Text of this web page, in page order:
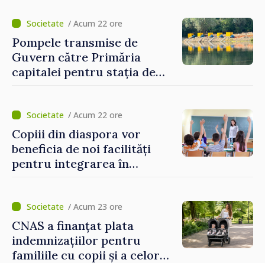
invitați să se înscrie la
eveniment
/ Acum 22 ore
Pompele transmise de
Guvern către Primăria
capitalei pentru stația de
puse în funcțiune
/ Acum 22 ore
Copiii din diaspora vor
beneficia de noi facilități
pentru integrarea în
/ Acum 23 ore
CNAS a finanțat plata
indemnizațiilor pentru
familiile cu copii și a celor